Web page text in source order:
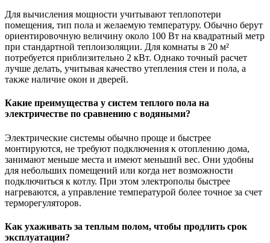
Для вычисления мощности учитывают теплопотери
помещения, тип пола и желаемую температуру. Обычно берут
ориентировочную величину около 100 Вт на квадратный метр
при стандартной теплоизоляции. Для комнаты в 20 м²
потребуется приблизительно 2 кВт. Однако точный расчет
лучше делать, учитывая качество утепления стен и пола, а
также наличие окон и дверей.
Какие преимущества у систем теплого пола на
электричестве по сравнению с водяными?
Электрические системы обычно проще и быстрее
монтируются, не требуют подключения к отоплению дома,
занимают меньше места и имеют меньший вес. Они удобны
для небольших помещений или когда нет возможности
подключиться к котлу. При этом электрополы быстрее
нагреваются, а управление температурой более точное за счет
терморегуляторов.
Как ухаживать за теплым полом, чтобы продлить срок
эксплуатации?